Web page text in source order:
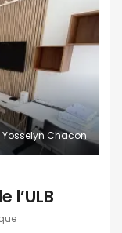
Yosselyn Chacon
l’ULB